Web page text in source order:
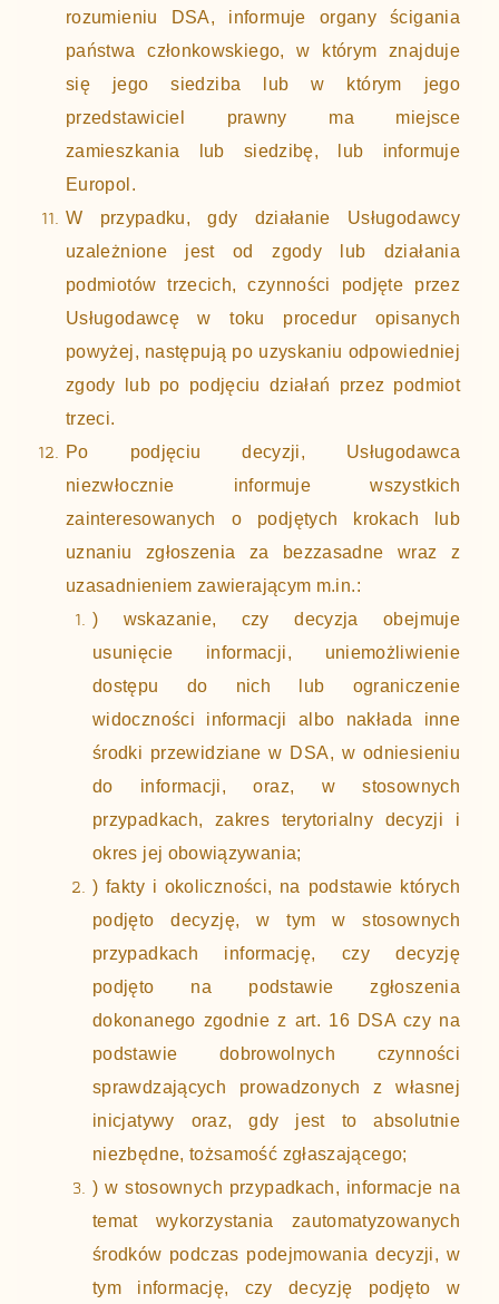
rozumieniu DSA, informuje organy ścigania
państwa członkowskiego, w którym znajduje
się jego siedziba lub w którym jego
przedstawiciel prawny ma miejsce
zamieszkania lub siedzibę, lub informuje
Europol.
W przypadku, gdy działanie Usługodawcy
uzależnione jest od zgody lub działania
podmiotów trzecich, czynności podjęte przez
Usługodawcę w toku procedur opisanych
powyżej, następują po uzyskaniu odpowiedniej
zgody lub po podjęciu działań przez podmiot
trzeci.
Po podjęciu decyzji, Usługodawca
niezwłocznie informuje wszystkich
zainteresowanych o podjętych krokach lub
uznaniu zgłoszenia za bezzasadne wraz z
uzasadnieniem zawierającym m.in.:
) wskazanie, czy decyzja obejmuje
usunięcie informacji, uniemożliwienie
dostępu do nich lub ograniczenie
widoczności informacji albo nakłada inne
środki przewidziane w DSA, w odniesieniu
do informacji, oraz, w stosownych
przypadkach, zakres terytorialny decyzji i
okres jej obowiązywania;
) fakty i okoliczności, na podstawie których
podjęto decyzję, w tym w stosownych
przypadkach informację, czy decyzję
podjęto na podstawie zgłoszenia
dokonanego zgodnie z art. 16 DSA czy na
podstawie dobrowolnych czynności
sprawdzających prowadzonych z własnej
inicjatywy oraz, gdy jest to absolutnie
niezbędne, tożsamość zgłaszającego;
) w stosownych przypadkach, informacje na
temat wykorzystania zautomatyzowanych
środków podczas podejmowania decyzji, w
tym informację, czy decyzję podjęto w